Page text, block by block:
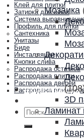
Клей для плитки
Затирка для швов
Система
Профиль для плитки
Сантехника
Унитазы
Биде
Инсталляции
Кнопки слива
Распродажа остатков
Распродажа плитки
Распродажа дверей
Распродажа
Акции и скидки
Контакты
Искать:
Мозаика
3D
Ламинат